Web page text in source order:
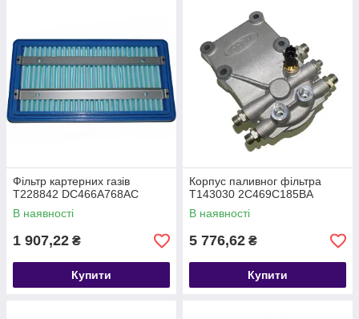
Фільтр картерних газів
T228842 DC466A768AC
В наявності
1 907,22 ₴
Купити
Корпус паливног фільтра
T143030 2C469C185BA
В наявності
5 776,62 ₴
Купити